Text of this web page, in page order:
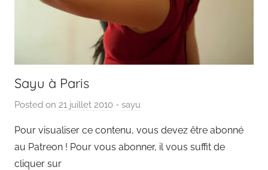
Sayu à Paris
Posted on 21 juillet 2010 b
P
a
- sayu
Pour visualiser ce contenu, vous devez être abonné
au Patreon ! Pour vous abonner, il vous suffit de
cliquer sur